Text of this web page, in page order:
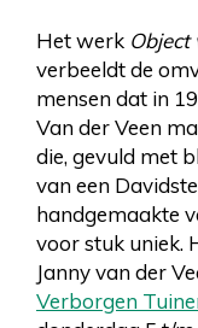
Het werk Object
verbeeldt de
mensen dat in
Van der Veen
die, gevuld met
van een
handgemaakte
voor stuk uniek.
Janny van der
Verborgen